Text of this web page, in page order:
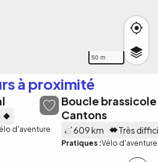
50 m
à proximité
d'aventure
Boucle
Cantons
609 km Très
Pratiques :Vélo d'aventure